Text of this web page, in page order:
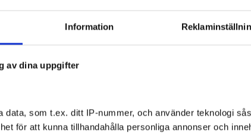
Information
av dina uppgifter
data, som t.ex. ditt IP-nummer, och använder teknologi
för att kunna tillhandahålla personliga annonser och
nåt sånt här sen
och det är 60 år